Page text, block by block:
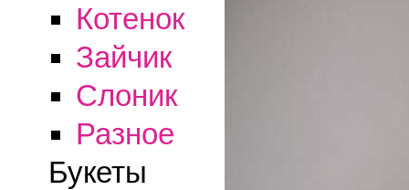
Котенок
Зайчик
Слоник
Разное
Букеты